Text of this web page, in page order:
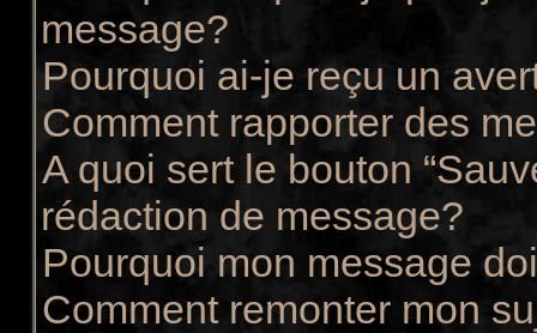
message?
Pourquoi ai-je reçu un
Comment rapporter des
A quoi sert le bouton
rédaction de message?
Pourquoi mon message
Comment remonter mon